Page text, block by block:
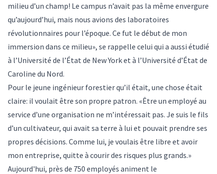
milieu d’un champ! Le campus n’avait pas la même envergure
qu’aujourd’hui, mais nous avions des laboratoires
révolutionnaires pour l’époque. Ce fut le début de mon
immersion dans ce milieu», se rappelle celui qui a aussi étudié
à l’Université de l’État de New York et à l’Université d’État de
Caroline du Nord.
Pour le jeune ingénieur forestier qu’il était, une chose était
claire: il voulait être son propre patron. «Être un employé au
service d’une organisation ne m’intéressait pas. Je suis le fils
d’un cultivateur, qui avait sa terre à lui et pouvait prendre ses
propres décisions. Comme lui, je voulais être libre et avoir
mon entreprise, quitte à courir des risques plus grands.»
Aujourd'hui, près de 750 employés animent le